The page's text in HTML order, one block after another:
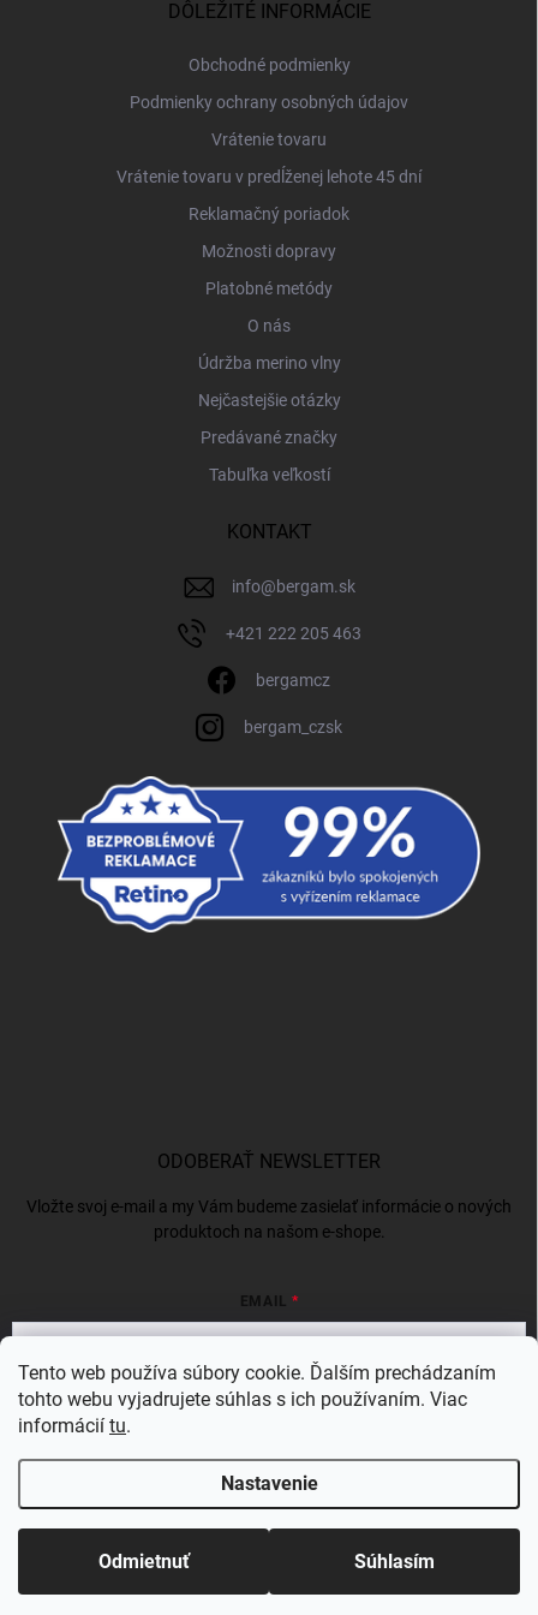
Tento web používa súbory cookie. Ďalším prechádzaním
tohto webu vyjadrujete súhlas s ich používaním. Viac
informácií tu.
Nastavenie
Odmietnuť Súhlasím
DÔLEŽITÉ INFORMÁCIE
Obchodné podmienky
Podmienky ochrany osobných údajov
Vrátenie tovaru
Vrátenie tovaru v predĺženej lehote 45 dní
Reklamačný poriadok
Možnosti dopravy
Platobné metódy
O nás
Údržba merino vlny
Nejčastejšie otázky
Predávané značky
Tabuľka veľkostí
KONTAKT
info@bergam.sk
+421 222 205 463
bergamcz
bergam_czsk
ODOBERAŤ NEWSLETTER
Vložte svoj e-mail a my Vám budeme zasielať informácie o nových
produktoch na našom e-shope.
EMAIL
Vložením e-mailu súhlasíte s
Prihlásiť sa
Vytvoril Shoptet
Copyright 2026 . Všetky práva vyhradené.